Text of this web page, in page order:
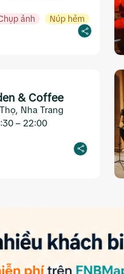
ảnh
Núp hẻm
& Coffee
Nha Trang
– 22:00